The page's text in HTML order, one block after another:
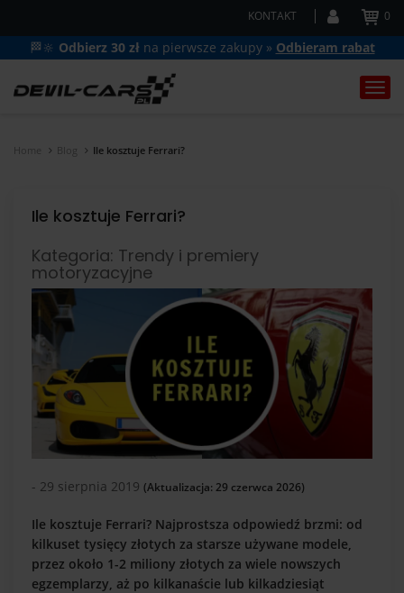
KONTAKT 0
🏁🔆 Odbierz 30 zł na pierwsze zakupy » Odbieram rabat
Home Blog Ile kosztuje Ferrari?
Ile kosztuje Ferrari?
Kategoria: Trendy i premiery
motoryzacyjne
- 29 sierpnia 2019 (Aktualizacja: 29 czerwca 2026)
Ile kosztuje Ferrari? Najprostsza odpowiedź brzmi: od
kilkuset tysięcy złotych za starsze używane modele,
przez około 1-2 miliony złotych za wiele nowszych
egzemplarzy, aż po kilkanaście lub kilkadziesiąt